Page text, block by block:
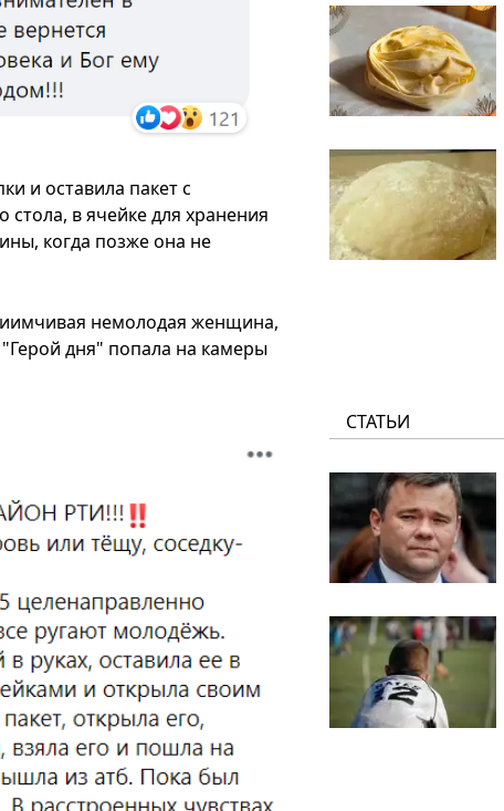
и оставила пакет с
в ячейке для хранения
когда позже она не
немолодая женщина,
дня" попала на камеры
СТАТЬИ